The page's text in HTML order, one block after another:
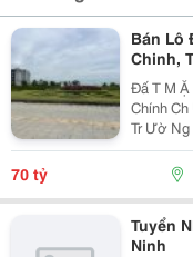
Bán Lô
Chinh,
Vị Trí
Đấ T M
Chính
Tr Ườ Ng
H Ả I D Ươ Ng - Di Ệ N Tích
70 tỷ
Tuyển
Ninh